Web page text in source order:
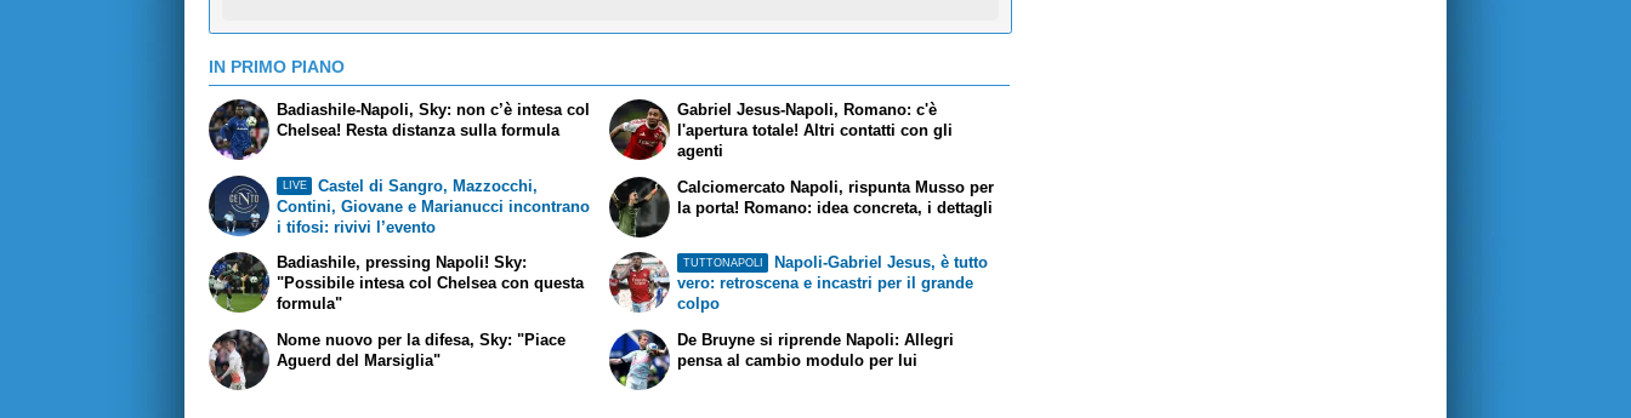
IN PRIMO PIANO
Badiashile-Napoli, Sky: non c’è intesa col
Chelsea! Resta distanza sulla formula
LIVE
Castel di Sangro, Mazzocchi,
Contini, Giovane e Marianucci incontrano
i tifosi: rivivi l’evento
Gabriel Jesus-Napoli, Romano: c'è
l'apertura totale! Altri contatti con gli
agenti
Calciomercato Napoli, rispunta Musso per
la porta! Romano: idea concreta, i dettagli
Badiashile, pressing Napoli! Sky:
"Possibile intesa col Chelsea con questa
formula"
Nome nuovo per la difesa, Sky: "Piace
Aguerd del Marsiglia"
TUTTONAPOLI
Napoli-Gabriel Jesus, è tutto
vero: retroscena e incastri per il grande
colpo
De Bruyne si riprende Napoli: Allegri
pensa al cambio modulo per lui